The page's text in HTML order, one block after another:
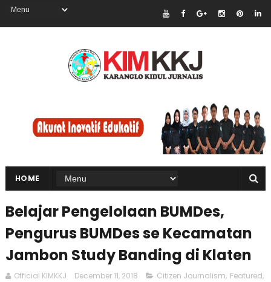
HOME
Belajar Pengelolaan BUMDes,
Pengurus BUMDes se Kecamatan
Jambon Study Banding di Klaten
Official KIMKKJ December 11, 2018 Citizen Journalism, Featured,